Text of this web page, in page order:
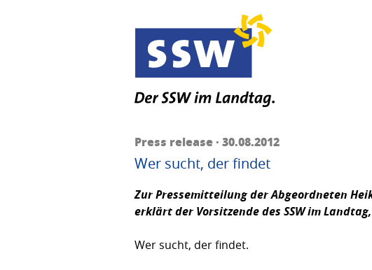
Press release · 30.08.2012
Wer sucht, der findet
Zur Pressemitteilung der Abgeordneten
erklärt der Vorsitzende des SSW im Landtag,
Wer sucht, der findet.